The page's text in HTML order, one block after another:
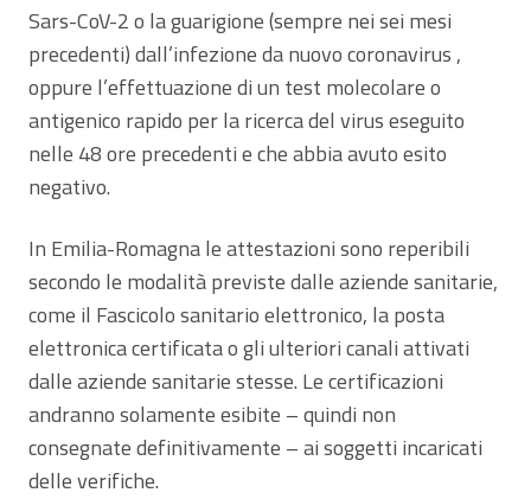
Sars-CoV-2 o la guarigione (sempre nei sei mesi
precedenti) dall’infezione da nuovo coronavirus ,
oppure l’effettuazione di un test molecolare o
antigenico rapido per la ricerca del virus eseguito
nelle 48 ore precedenti e che abbia avuto esito
negativo.
In Emilia-Romagna le attestazioni sono reperibili
secondo le modalità previste dalle aziende sanitarie,
come il Fascicolo sanitario elettronico, la posta
elettronica certificata o gli ulteriori canali attivati
dalle aziende sanitarie stesse. Le certificazioni
andranno solamente esibite – quindi non
consegnate definitivamente – ai soggetti incaricati
delle verifiche.